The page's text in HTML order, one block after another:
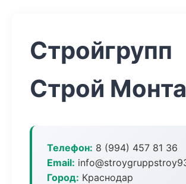
Стройгрупп
Строй
Телефон: 8 (994) 457 81 36
Email:
Город: Краснодар